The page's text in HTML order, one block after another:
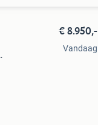
€ 8.950,-
Vandaag